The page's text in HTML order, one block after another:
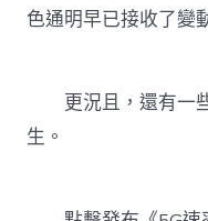
色通明早已接收了變
更況且，還有一些
生。